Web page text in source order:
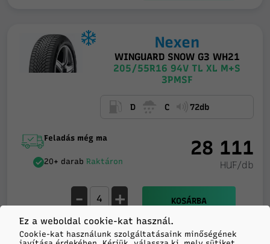
Nexen
WINGUARD SNOW G3 WH21
205/55R16 94V TL XL M+S
3PMSF
D C 72db
Feladás még ma
20+ darabRaktáron
28 111
HUF/db
- + KOSÁRBA
Ez a weboldal cookie-kat használ.
Cookie-kat használunk szolgáltatásaink minőségének